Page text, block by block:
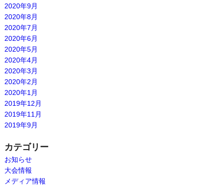
2020年9月
2020年8月
2020年7月
2020年6月
2020年5月
2020年4月
2020年3月
2020年2月
2020年1月
2019年12月
2019年11月
2019年9月
カテゴリー
お知らせ
大会情報
メディア情報